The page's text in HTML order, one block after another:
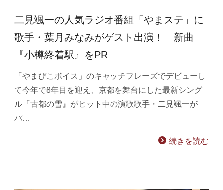
二見颯一の人気ラジオ番組「やまステ」に
歌手・葉月みなみがゲスト出演！ 新曲
『小樽終着駅』をPR
「やまびこボイス」のキャッチフレーズでデビューし
て今年で8年目を迎え、京都を舞台にした最新シング
ル『古都の雪』がヒット中の演歌歌手・二見颯一が
パ…
続きを読む